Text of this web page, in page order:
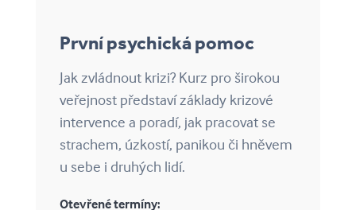
První psychická pomoc
Jak zvládnout krizi? Kurz pro širokou
veřejnost představí základy krizové
intervence a poradí, jak pracovat se
strachem, úzkostí, panikou či hněvem
u sebe i druhých lidí.
Otevřené termíny: